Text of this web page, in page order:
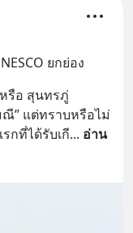
ยกย่อง
รือ สุนทรภู่
” แต่ทราบหรือไม่
กที่ได้รับเกี... อ่าน